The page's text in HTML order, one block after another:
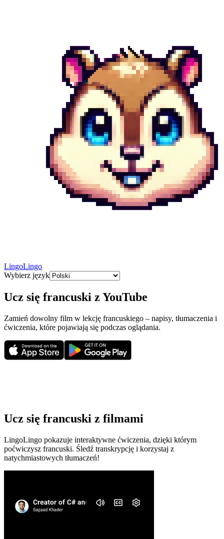
LingoLingo
Wybierz język
Ucz się francuski z YouTube
Zamień dowolny film w lekcję francuskiego – napisy, tłumaczenia i
ćwiczenia, które pojawiają się podczas oglądania.
Ucz się francuski z filmami
LingoLingo pokazuje interaktywne ćwiczenia, dzięki którym
poćwiczysz francuski. Śledź transkrypcję i korzystaj z
natychmiastowych tłumaczeń!